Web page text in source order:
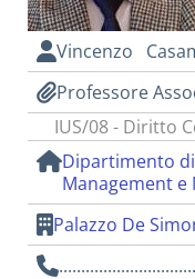
Vincenzo
Professore
IUS/08 - Diritto
Dipartimento
Management e
Palazzo De